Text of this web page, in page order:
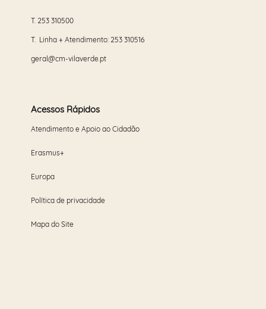
T. 253 310500
T. Linha + Atendimento: 253 310516
geral@cm-vilaverde.pt
Acessos Rápidos
Atendimento e Apoio ao Cidadão
Erasmus+
Europa
Política de privacidade
Mapa do Site